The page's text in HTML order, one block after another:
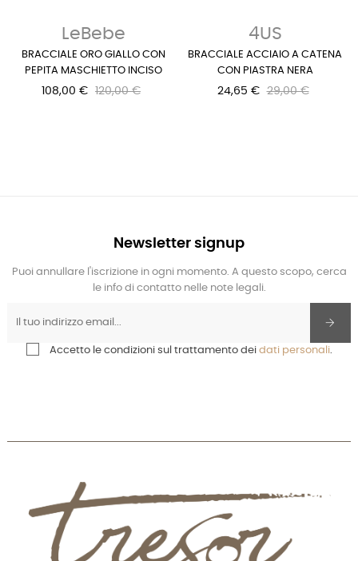
LeBebe
BRACCIALE ORO GIALLO CON
PEPITA MASCHIETTO INCISO
108,00 € 120,00 €
4US
BRACCIALE ACCIAIO A CATENA
CON PIASTRA NERA
24,65 € 29,00 €
Newsletter signup
Puoi annullare l'iscrizione in ogni momento. A questo scopo, cerca
le info di contatto nelle note legali.
Accetto le condizioni sul trattamento dei dati personali.